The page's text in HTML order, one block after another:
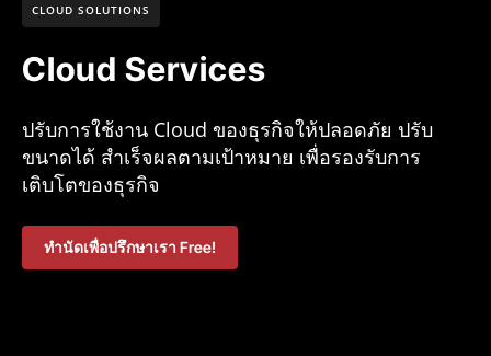
CLOUD SOLUTIONS
Cloud Services
ปรับการใช้งาน Cloud ของธุรกิจให้ปลอดภัย ปรับ
ขนาดได้ สำเร็จผลตามเป้าหมาย เพื่อรองรับการ
เติบโตของธุรกิจ
ทำนัดเพื่อปรึกษาเรา Free!